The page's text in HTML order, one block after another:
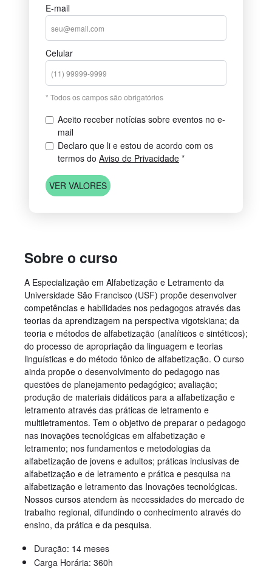
E-mail
Celular
* Todos os campos são obrigatórios
Aceito receber notícias sobre eventos no e-
mail
Declaro que li e estou de acordo com os
termos do Aviso de Privacidade *
VER VALORES
Sobre o curso
A Especialização em Alfabetização e Letramento da
Universidade São Francisco (USF) propõe desenvolver
competências e habilidades nos pedagogos através das
teorias da aprendizagem na perspectiva vigotskiana; da
teoria e métodos de alfabetização (analíticos e sintéticos);
do processo de apropriação da linguagem e teorias
linguísticas e do método fônico de alfabetização. O curso
ainda propõe o desenvolvimento do pedagogo nas
questões de planejamento pedagógico; avaliação;
produção de materiais didáticos para a alfabetização e
letramento através das práticas de letramento e
multiletramentos. Tem o objetivo de preparar o pedagogo
nas inovações tecnológicas em alfabetização e
letramento; nos fundamentos e metodologias da
alfabetização de jovens e adultos; práticas inclusivas de
alfabetização e de letramento e prática e pesquisa na
alfabetização e letramento das Inovações tecnológicas.
Nossos cursos atendem às necessidades do mercado de
trabalho regional, difundindo o conhecimento através do
ensino, da prática e da pesquisa.
Duração: 14 meses
Carga Horária: 360h